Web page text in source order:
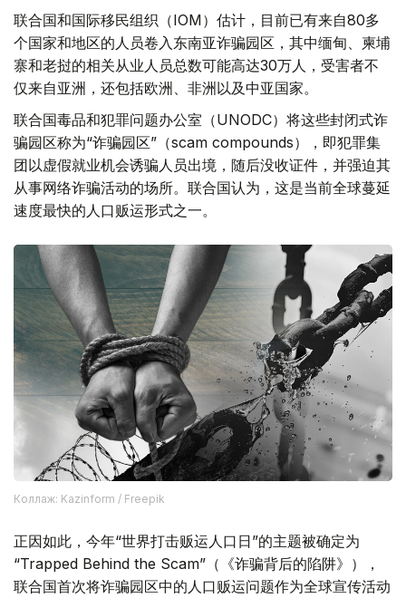
联合国和国际移民组织（IOM）估计，目前已有来自80多
个国家和地区的人员卷入东南亚诈骗园区，其中缅甸、柬埔
寨和老挝的相关从业人员总数可能高达30万人，受害者不
仅来自亚洲，还包括欧洲、非洲以及中亚国家。
联合国毒品和犯罪问题办公室（UNODC）将这些封闭式诈
骗园区称为“诈骗园区”（scam compounds），即犯罪集
团以虚假就业机会诱骗人员出境，随后没收证件，并强迫其
从事网络诈骗活动的场所。联合国认为，这是当前全球蔓延
速度最快的人口贩运形式之一。
Коллаж: Kazinform / Freepik
正因如此，今年“世界打击贩运人口日”的主题被确定为
“Trapped Behind the Scam”（《诈骗背后的陷阱》），
联合国首次将诈骗园区中的人口贩运问题作为全球宣传活动